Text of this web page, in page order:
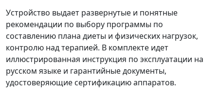
Устройство выдает развернутые и понятные
рекомендации по выбору программы по
составлению плана диеты и физических нагрузок,
контролю над терапией. В комплекте идет
иллюстрированная инструкция по эксплуатации на
русском языке и гарантийные документы,
удостоверяющие сертификацию аппаратов.